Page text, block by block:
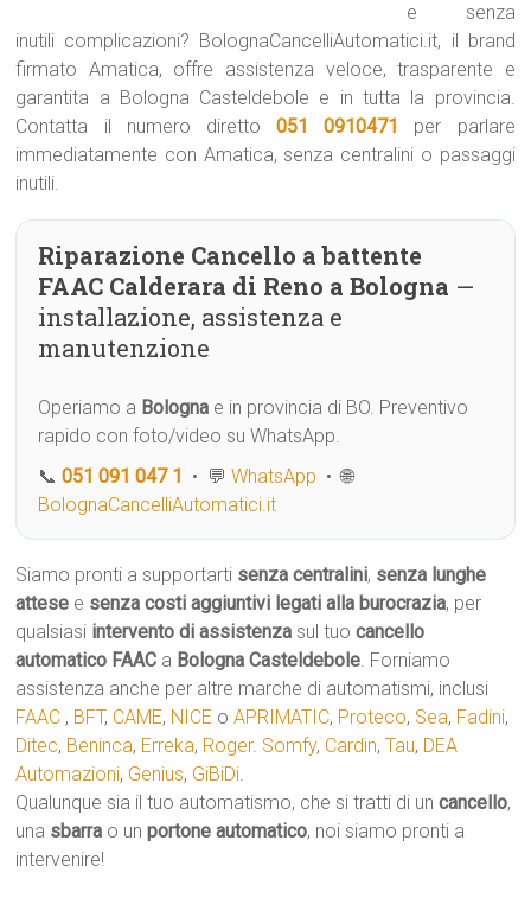
e senza
inutili complicazioni? BolognaCancelliAutomatici.it, il brand
firmato Amatica, offre assistenza veloce, trasparente e
garantita a Bologna Casteldebole e in tutta la provincia.
Contatta il numero diretto051 0910471
per parlare
immediatamente con Amatica, senza centralini o passaggi
inutili.
Riparazione Cancello a battente
FAAC Calderara di Reno a Bologna —
installazione, assistenza e
manutenzione
Operiamo a Bologna e in provincia di BO. Preventivo
rapido con foto/video su WhatsApp.
📞051 091 047 1 • 💬WhatsApp • 🌐
BolognaCancelliAutomatici.it
Siamo pronti a supportarti senza centralini, senza lunghe
attese e senza costi aggiuntivi legati alla burocrazia, per
qualsiasi intervento di assistenza sul tuocancello
automatico FAAC a Bologna Casteldebole. Forniamo
assistenza anche per altre marche di automatismi, inclusi
FAAC , BFT, CAME, NICE oAPRIMATIC, Proteco, Sea, Fadini,
Ditec, Beninca, Erreka, Roger. Somfy, Cardin,Tau, DEA
Automazioni, Genius, GiBiDi.
Qualunque sia il tuo automatismo, che si tratti di uncancello,
una sbarra o unportone automatico, noi siamo pronti a
intervenire!